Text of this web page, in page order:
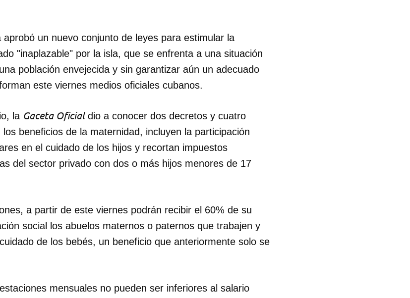
aprobó un nuevo conjunto de leyes para estimular la
"inaplazable" por la isla, que se enfrenta a una situación
población envejecida y sin garantizar aún un adecuado
este viernes medios oficiales cubanos.
la Gaceta Oficialdio a conocer dos decretos y cuatro
beneficios de la maternidad, incluyen la participación
en el cuidado de los hijos y recortan impuestos
del sector privado con dos o más hijos menores de 17
a partir de este viernes podrán recibir el 60% de su
social los abuelos maternos o paternos que trabajen y
de los bebés, un beneficio que anteriormente solo se
mensuales no pueden ser inferiores al salario